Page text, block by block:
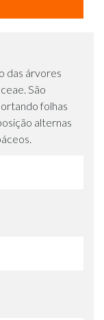
das árvores
São
folhas
alternas